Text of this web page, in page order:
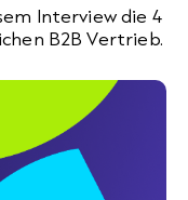
Interview die 4
B2B Vertrieb.